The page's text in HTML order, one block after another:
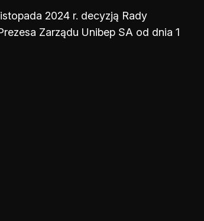
2024 r. decyzją Rady
Zarządu Unibep SA od dnia 1